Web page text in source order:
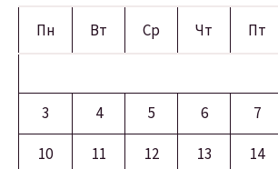
Пн Вт Ср Чт Пт
3
4 5 6 7
10 11 12 13 14